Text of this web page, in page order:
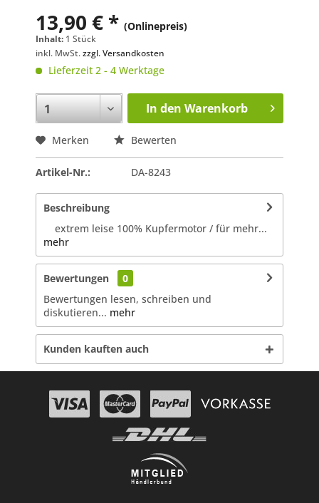
13,90 € * (Onlinepreis)
Inhalt: 1 Stück
inkl. MwSt.zzgl. Versandkosten
Lieferzeit 2 - 4 Werktage
In den Warenkorb
Merken Bewerten
Artikel-Nr.: DA-8243
Beschreibung
extrem leise 100% Kupfermotor / für mehr...
mehr
Bewertungen
0
Bewertungen lesen, schreiben und
diskutieren... mehr
Kunden kauften auch